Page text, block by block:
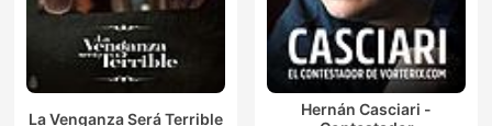
La Venganza Será Terrible
Hernán Casciari -